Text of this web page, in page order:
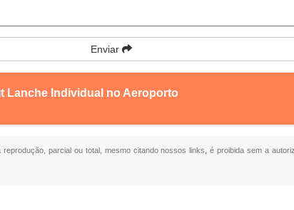
Enviar
Lanche Individual no Aeroporto
parcial ou total, mesmo citando nossos links, é proibida sem a